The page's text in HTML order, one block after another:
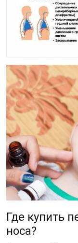
Где купить
носа?